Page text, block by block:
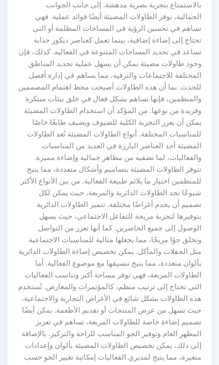
بالاستمتاع بتجربة بصرية مدهشة. إلى جانب الجوانب
الجمالية، توفر الطاولات المضيئة أيضًا فوائد عملية. فهي
تساهم في تحسين الرؤية في المساحات المظلمة أو التي
تحتاج إلى إضاءة إضافية، بينما تعمل كعناصر ديكور جذابة
تساعد في تحديد المساحات المتنوعة في الفعالية. كذلك، فإن
وجود طاولات مضيئة يمكن أن يسهل عملية تحديد المناطق
المختلفة للاجتماعات والترفيه، مما يساهم في إدارة أفضل
للحدث. بما أن هذه الطاولات أصبحت محط اهتمام المصممين
والمنظمين، فإنها تساهم بشكل فعال في خلق بيئات مبتكرة
وفريدة من نوعها. من المؤكد أن استخدام الطاولات المضيئة
يمكن أن يعزز التجربة الكلية للضيوف ويضيف طابعًا خاصًا
للمناسبات المختلفة. أنواع الطاولات المضيئة تُعد الطاولات
المضيئة أحد العناصر البارزة في العديد من المناسبات
والفعاليات، لما تضفيه من مظاهر جمالية وإضاءة مميزة.
تتوفر الطاولات المضيئة بتصاميم وأشكال متعددة، مما يتيح
للمنظمين اختيار ما يلائم طبيعة الفعالية. من بين الأنواع الأكثر
شيوعًا نجد الطاولات الدائرية والمربعة، حيث يمكن لكل
تصميم أن يخدم أغراضًا مختلفة. تتميز الطاولات الدائرية
بتوفيرها لتجربة مريحة للتفاعل الاجتماعي، حيث يسهل
الوصول إلى جميع الحاضرين. كما أنها تعزز من التواصل
وتخلق جوًا مريحًا، مما يجعلها مثالية للمناسبات الاجتماعية
مثل الحفلات والمآكل. يمكن تخصيص إضاءة الطاولات الدائرية
بألوان متعددة، مما يتيح تنسيقها مع موضوع الفعالية. أما
الطاولات المربعة، فهي توفر مساحة أكبر وتناسب الفعاليات
التي تحتاج إلى ترتيب منظم، كالمؤتمرات والمعارض. تُستخدم
هذه الطاولات بشكل شائع في الأغراض التجارية والاجتماعية،
حيث تسهل من عرض المنتجات أو تقديم الأطعمة. يمكن أيضًا
تصميم إضاءة خاصة للطاولات المربعة، تساهم في تعزيز
المظهر العام وتوفير الجو المناسب للراحة والتركيز. بالإضافة
إلى ذلك، يمكن تخصيص الطاولات المضيئة بألوان وإعدادات
متغيرة، مما يتيح لمديري الفعاليات إمكانية تغيير الجو حسب